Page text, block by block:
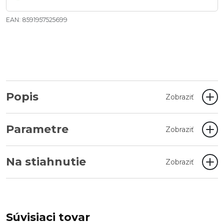
EAN: 8591957525699
Popis Zobraziť
Parametre Zobraziť
Na stiahnutie Zobraziť
Súvisiaci tovar